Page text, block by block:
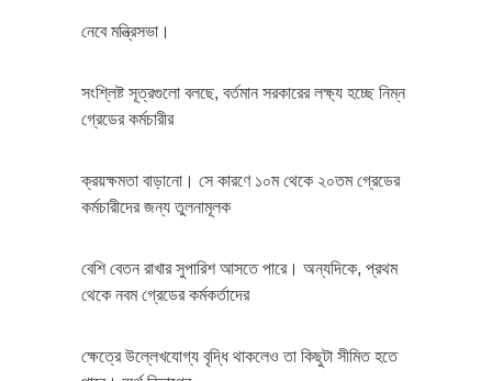
নেবে মন্ত্রিসভা।
সংশ্লিষ্ট সূত্রগুলো বলছে, বর্তমান সরকারের লক্ষ্য হচ্ছে নিম্ন
গ্রেডের কর্মচারীর
ক্রয়ক্ষমতা বাড়ানো। সে কারণে ১০ম থেকে ২০তম গ্রেডের
কর্মচারীদের জন্য তুলনামূলক
বেশি বেতন রাখার সুপারিশ আসতে পারে। অন্যদিকে, প্রথম
থেকে নবম গ্রেডের কর্মকর্তাদের
ক্ষেত্রে উল্লেখযোগ্য বৃদ্ধি থাকলেও তা কিছুটা সীমিত হতে